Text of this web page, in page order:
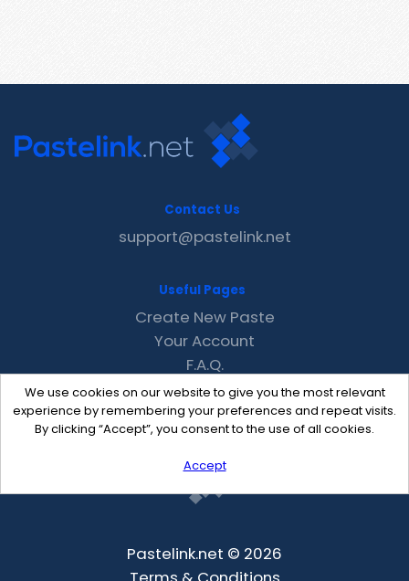
We use cookies on our website to give you the most relevant
experience by remembering your preferences and repeat visits.
By clicking “Accept”, you consent to the use of all cookies.
Accept
Contact Us
support@pastelink.net
Useful Pages
Create New Paste
Your Account
F.A.Q.
Recent
Contact
Pastelink.net © 2026